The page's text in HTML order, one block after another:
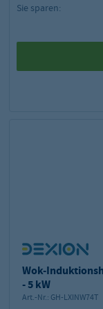
Sie sparen:
Wok-
- 5 kW
Art.-Nr.: GH-LXINW74T